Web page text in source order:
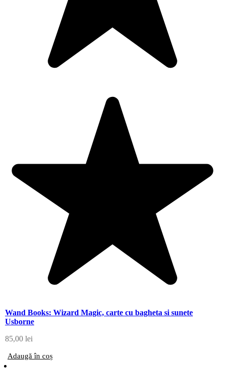
Wand Books: Wizard Magic, carte cu bagheta si sunete
Usborne
85,00 lei
Adaugă în coș